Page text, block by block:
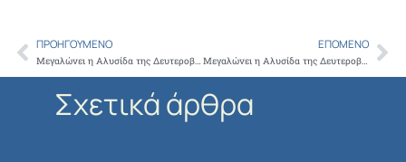
Prev
ΠΡΟΗΓΟΎΜΕΝΟ
Μεγαλώνει η Αλυσίδα της Δευτεροβάθμιας Φροντίδας Υγείας για τους Ανασφάλιστους μέσα από το Ιατρείο Κοινωνικής Αποστολής
ΕΠΌΜΕΝΟ
Μεγαλώνει η Αλυσίδα της Δευτεροβάθμιας Φροντίδας Υγείας για τους Ανασφάλιστους μέσα από το Ιατρείο Κοινωνικής Αποστολής
Σχετικά άρθρα